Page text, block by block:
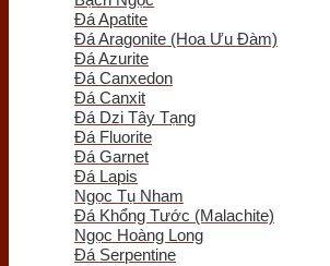
Chum Phú Quý
Lục Bình Gỗ
Quà Tặng Trang Trí
Tranh Gỗ
Tiểu Cảnh Gỗ
Bình Hoa Gỗ
Khay Trà Gỗ
Đồng Hồ Gỗ
Đĩa Gỗ Trang Trí
Nội Thất Gỗ
Phôi - Lũa Gỗ
Đồng Phong Thủy
Đá Apatite
Đá Aragonite (Hoa Ưu Đàm)
Đá Azurite
Đá Canxedon
Đá Canxit
Đá Dzi Tây Tạng
Đá Fluorite
Đá Garnet
Đá Lapis
Ngọc Tụ Nham
Đá Khổng Tước (Malachite)
Ngọc Hoàng Long
Đá Serpentine